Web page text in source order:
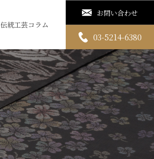
伝統工芸コラム
お問い合わせ
03-5214-6380